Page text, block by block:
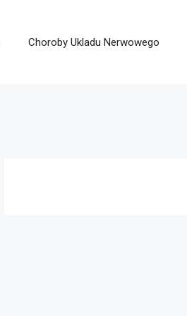
Choroby Ukladu Nerwowego